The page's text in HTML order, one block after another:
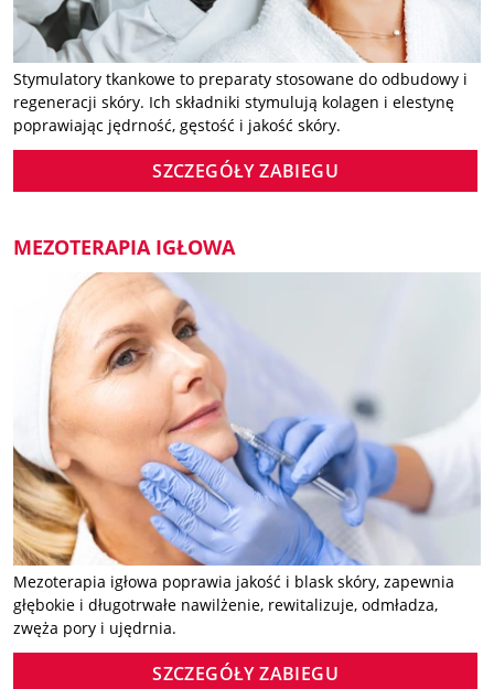
Stymulatory tkankowe to preparaty stosowane do odbudowy i
regeneracji skóry. Ich składniki stymulują kolagen i elestynę
poprawiając jędrność, gęstość i jakość skóry.
SZCZEGÓŁY ZABIEGU
MEZOTERAPIA IGŁOWA
Mezoterapia igłowa poprawia jakość i blask skóry, zapewnia
głębokie i długotrwałe nawilżenie, rewitalizuje, odmładza,
zwęża pory i ujędrnia.
SZCZEGÓŁY ZABIEGU